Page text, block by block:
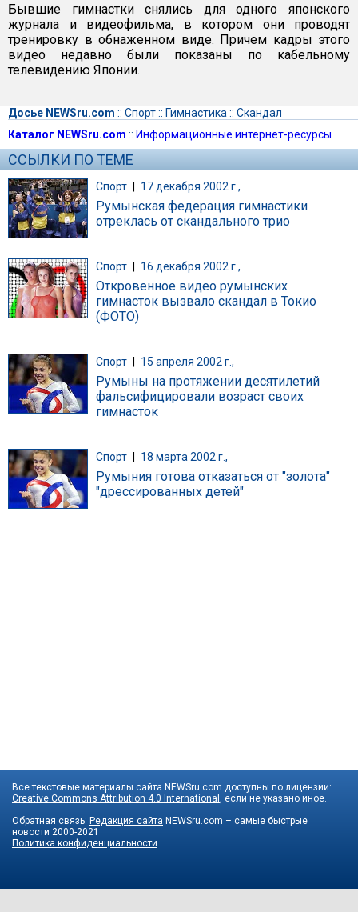
Бывшие гимнастки снялись для одного японского
журнала и видеофильма, в котором они проводят
тренировку в обнаженном виде. Причем кадры этого
видео недавно были показаны по кабельному
телевидению Японии.
Досье NEWSru.com :: Спорт:: Гимнастика :: Скандал
Каталог NEWSru.com :: Информационные интернет-ресурсы
ССЫЛКИ ПО ТЕМЕ
Спорт | 17 декабря 2002 г.,
Румынская федерация гимнастики
отреклась от скандального трио
Спорт 16 декабря 2002 г.,
Откровенное видео румынских
гимнасток вызвало скандал в Токио
(ФОТО)
Спорт 15 апреля 2002 г.,
Румыны на протяжении десятилетий
фальсифицировали возраст своих
гимнасток
Спорт 18 марта 2002 г.,
Румыния готова отказаться от "золота"
"дрессированных детей"
Все текстовые материалы сайта NEWSru.com доступны по лицензии:
Creative Commons Attribution 4.0 International
, если не указано иное.
Обратная связь: Редакция сайта NEWSru.com – самые быстрые
новости 2000-2021
Политика конфиденциальности